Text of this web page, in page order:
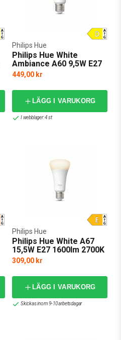
Philips Hue White
Ambiance A60 9,5W E27
1100lm
Philips Hue
449,00 kr
LÄGG I VARUKORG
I webblager: 4 st
Philips Hue White A67
15,5W E27 1600lm 2700K
Philips Hue
309,00 kr
LÄGG I VARUKORG
Skickas inom 9-10 arbetsdagar